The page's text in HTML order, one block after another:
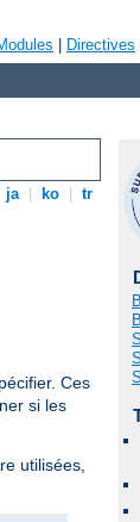
Directives
ja ko tr
Ces
si les
utilisées,